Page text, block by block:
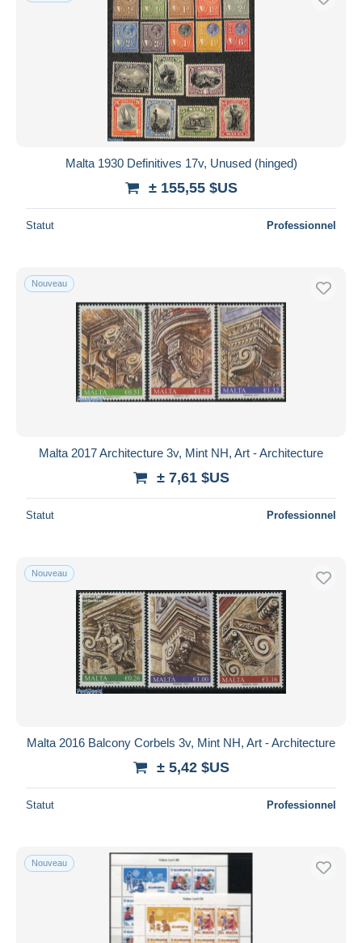
Malta 1930 Definitives 17v, Unused (hinged)
± 155,55 $US
Statut Professionnel
Nouveau
Malta 2017 Architecture 3v, Mint NH, Art - Architecture
± 7,61 $US
Statut Professionnel
Nouveau
Malta 2016 Balcony Corbels 3v, Mint NH, Art - Architecture
± 5,42 $US
Statut Professionnel
Nouveau